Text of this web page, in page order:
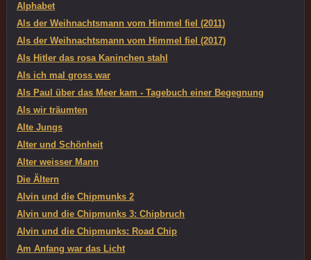
Alphabet
Als der Weihnachtsmann vom Himmel fiel (2011)
Als der Weihnachtsmann vom Himmel fiel (2017)
Als Hitler das rosa Kaninchen stahl
Als ich mal gross war
Als Paul über das Meer kam - Tagebuch einer Begegnung
Als wir träumten
Alte Jungs
Alter und Schönheit
Alter weisser Mann
Die Ältern
Alvin und die Chipmunks 2
Alvin und die Chipmunks 3: Chipbruch
Alvin und die Chipmunks: Road Chip
Am Anfang war das Licht